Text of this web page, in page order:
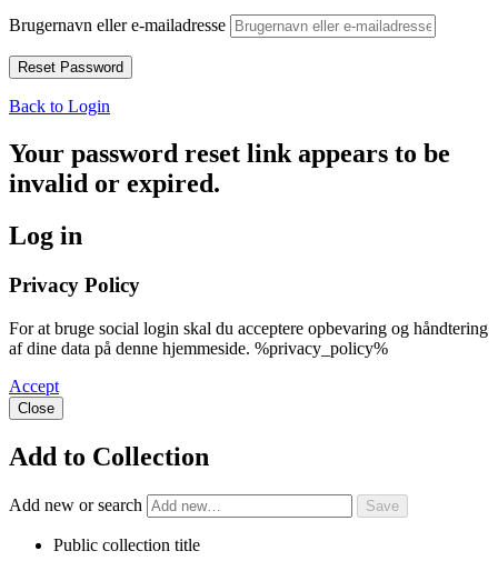
Brugernavn eller e-mailadresse
Back to Login
Your password reset link appears to be
invalid or expired.
Log in
Privacy Policy
For at bruge social login skal du acceptere opbevaring og håndtering
af dine data på denne hjemmeside. %privacy_policy%
Accept
Close
Add to Collection
Add new or search
Public collection title